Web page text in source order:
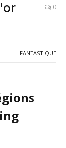
0
FANTASTIQUE